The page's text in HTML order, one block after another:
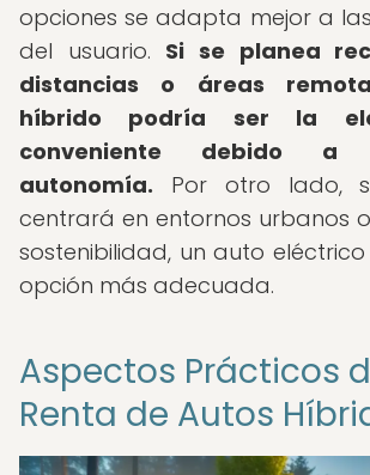
opciones se adapta mejor a
del usuario. Si se planea
distancias o áreas
híbrido podría ser la
conveniente debido a
autonomía. Por otro lado,
centrará en entornos urbanos
sostenibilidad, un auto
opción más adecuada.
Aspectos Prácticos
Renta de Autos